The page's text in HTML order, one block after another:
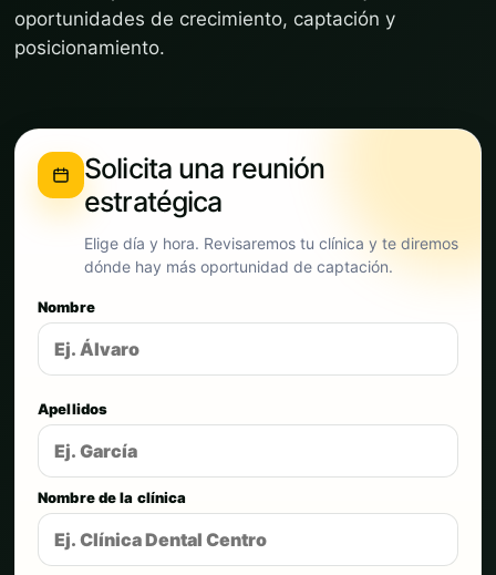
oportunidades de crecimiento, captación y
posicionamiento.
Solicita una reunión
estratégica
Elige día y hora. Revisaremos tu clínica y te diremos
dónde hay más oportunidad de captación.
Nombre
Apellidos
Nombre de la clínica